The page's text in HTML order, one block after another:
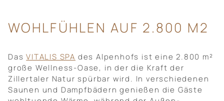
WOHLFÜHLEN AUF 2.800 M2
DasVITALIS SPA des Alpenhofs ist eine 2.800 m²
große Wellness-Oase, in der die Kraft der
Zillertaler Natur spürbar wird. In verschiedenen
Saunen und Dampfbädern genießen die Gäste